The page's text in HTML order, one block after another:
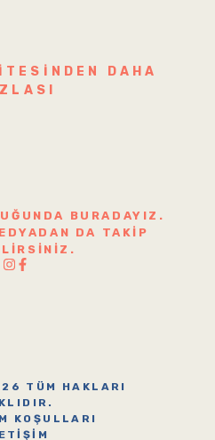
DAHA
BURADAYIZ.
DA TAKIP
TÜM HAKLARI
KOŞULLARI